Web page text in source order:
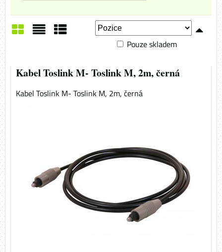
Pouze skladem
Kabel Toslink M- Toslink M, 2m, černá
Kabel Toslink M- Toslink M, 2m, černá